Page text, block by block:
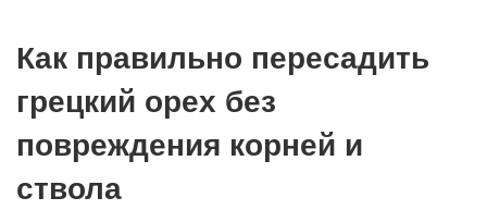
Как правильно пересадить
грецкий орех без
повреждения корней и
ствола